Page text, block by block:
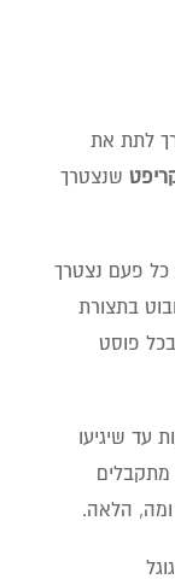
לתת את
שנצטרך
כל פעם נצטרך
בתצורת
פוסט
לחכות בערך 24 שעות עד שיגיעו
12 עד 24 שעות מתקבלים
ומה, הלאה.